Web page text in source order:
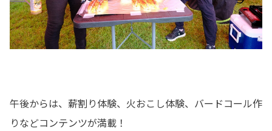
午後からは、薪割り体験、火おこし体験、バードコール作
りなどコンテンツが満載！